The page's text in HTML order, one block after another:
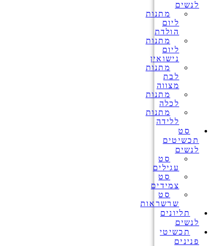
לנשים
מתנות
ליום
הולדת
מתנות
ליום
נישואין
מתנות
לבת
מצווה
מתנות
לכלה
מתנות
ללידה
סט
תכשיטים
לנשים
סט
עגילים
סט
צמידים
סט
שרשראות
תליונים
לנשים
תכשיטי
פנינים